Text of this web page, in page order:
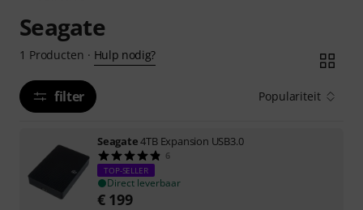
Seagate
1 Producten · Hulp nodig?
filter Populariteit
Seagate4TB Expansion USB3.0
6
TOP-SELLER
Direct leverbaar
€ 199